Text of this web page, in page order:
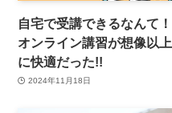
自宅で受講できるなんて！
オンライン講習が想像以上
に快適だった!!
2024年11月18日